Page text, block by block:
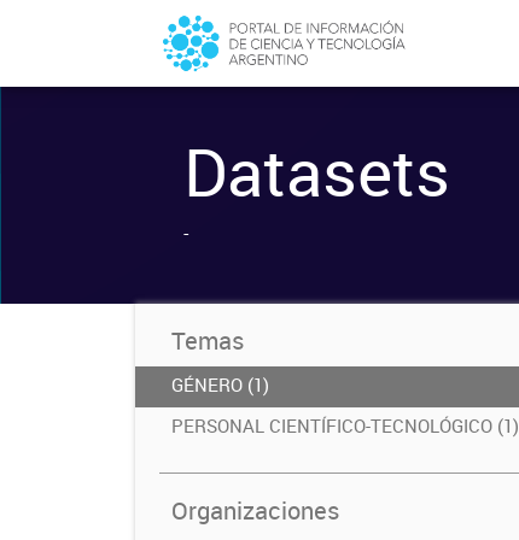
Datasets
-
Temas
GÉNERO (1)
PERSONAL CIENTÍFICO-TECNOLÓGICO (1)
Organizaciones